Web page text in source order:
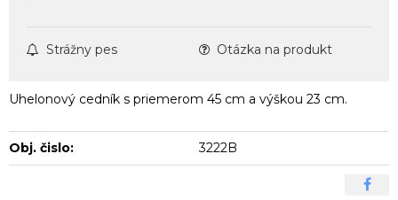
Strážny pes Otázka na produkt
Uhelonový cedník s priemerom 45 cm a výškou 23 cm.
Obj. čislo: 3222B